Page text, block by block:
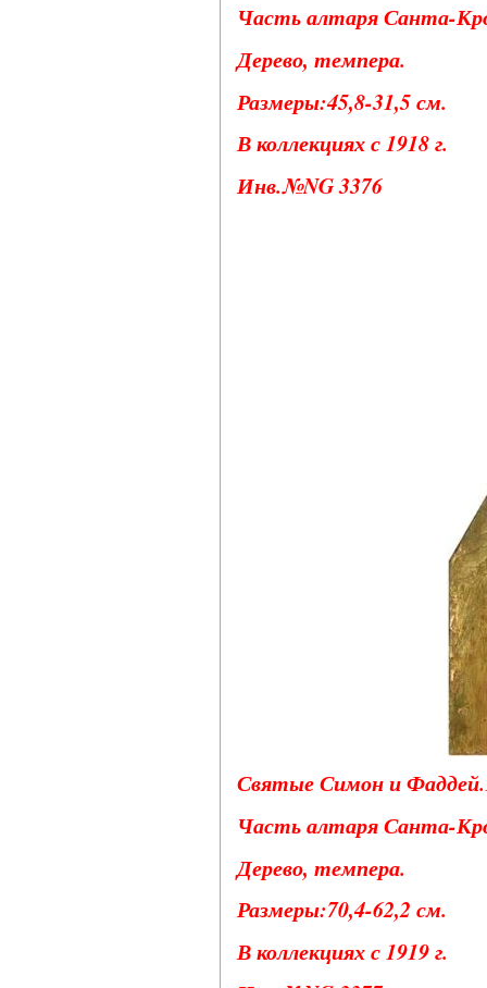
Часть алтаря Санта-
Дерево, темпера.
Размеры:45,8-31,5 см.
В коллекциях с 1918 г.
Инв.№NG 3376
Святые Симон и
Часть алтаря Санта-
Дерево, темпера.
Размеры:70,4-62,2 см.
В коллекциях с 1919 г.